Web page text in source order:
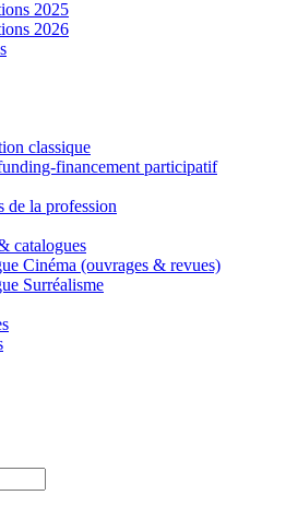
2025
2026
classique
financement participatif
de la profession
catalogues
Cinéma (ouvrages & revues)
Surréalisme